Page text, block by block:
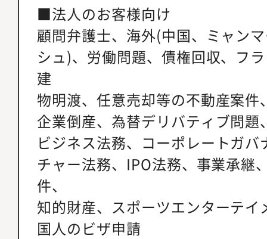
■法人のお客様向け
顧問弁護士、海外(中国、ミャン
シュ)、労働問題、債権回収、フ
建
物明渡、任意売却等の不動産案
企業倒産、為替デリバティブ問
ビジネス法務、コーポレートガ
チャー法務、IPO法務、事業承継
件、
知的財産、スポーツエンターテ
国人のビザ申請